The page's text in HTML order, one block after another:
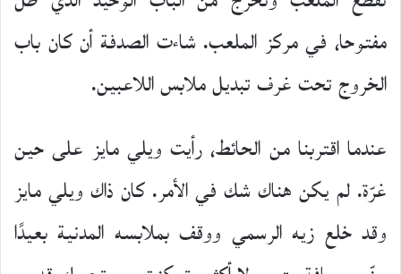
مفتوحا، في مركز الملعب. شاءت الصدفة أن كان باب
الخروج تحت غرف تبديل ملابس اللاعبين.
عندما اقتربنا من الحائط، رأيت ويلي مايز على حين
غرّة. لم يكن هناك شك في الأمر. كان ذاك ويلي مايز
وقد خلع زيه الرسمي ووقف بملابسه المدنية بعيدًا